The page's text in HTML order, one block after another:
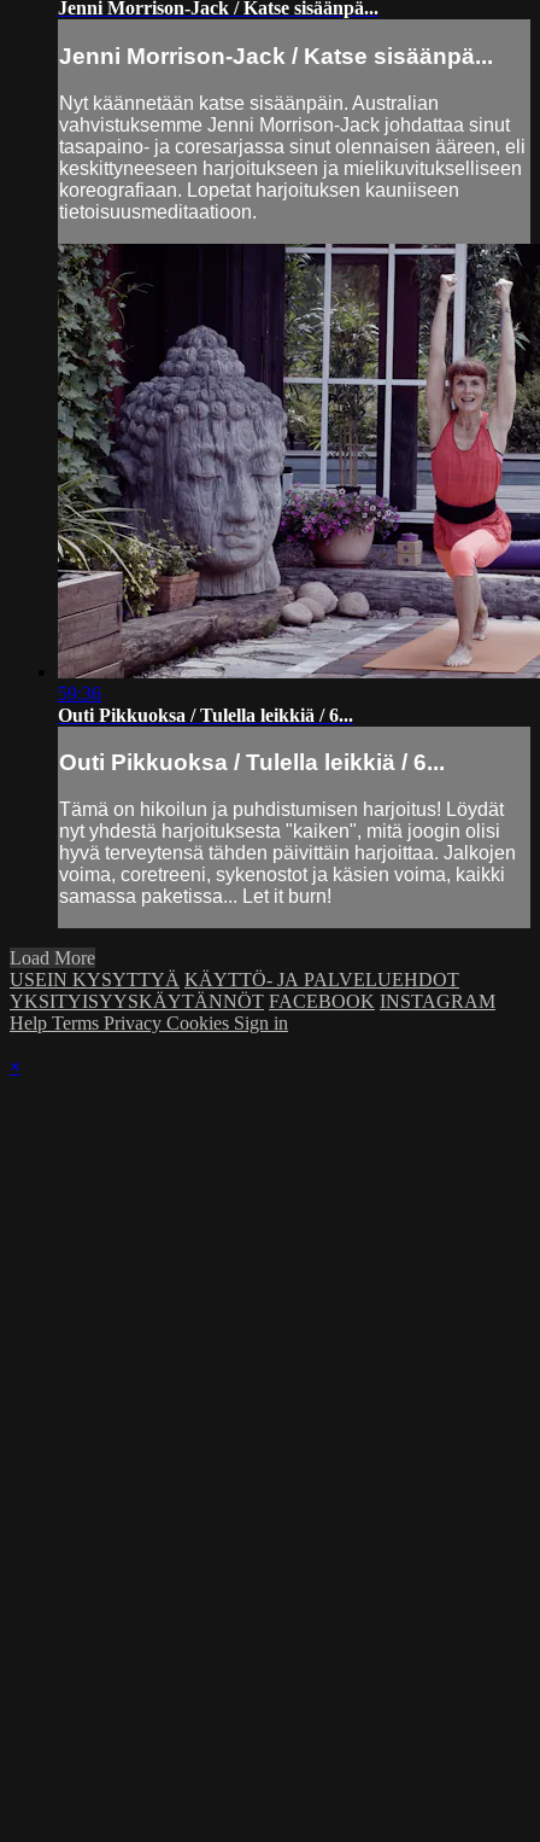
Jenni Morrison-Jack / Katse sisäänpä...
Jenni Morrison-Jack / Katse sisäänpä...
Nyt käännetään katse sisäänpäin. Australian
vahvistuksemme Jenni Morrison-Jack johdattaa sinut
tasapaino- ja coresarjassa sinut olennaisen ääreen, eli
keskittyneeseen harjoitukseen ja mielikuvitukselliseen
koreografiaan. Lopetat harjoituksen kauniiseen
tietoisuusmeditaatioon.
59:36
Outi Pikkuoksa / Tulella leikkiä / 6...
Outi Pikkuoksa / Tulella leikkiä / 6...
Tämä on hikoilun ja puhdistumisen harjoitus! Löydät
nyt yhdestä harjoituksesta "kaiken", mitä joogin olisi
hyvä terveytensä tähden päivittäin harjoittaa. Jalkojen
voima, coretreeni, sykenostot ja käsien voima, kaikki
samassa paketissa... Let it burn!
Load More
USEIN KYSYTTYÄ KÄYTTÖ- JA PALVELUEHDOT
YKSITYISYYSKÄYTÄNNÖT FACEBOOK INSTAGRAM
Help Terms Privacy Cookies Sign in
×